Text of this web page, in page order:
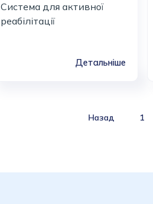
Система для активної
реабілітації
Детальніше
Назад 1